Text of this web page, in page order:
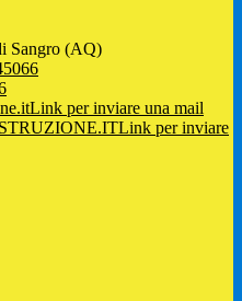
Sangro (AQ)
Link per inviare una mail
Link per inviare